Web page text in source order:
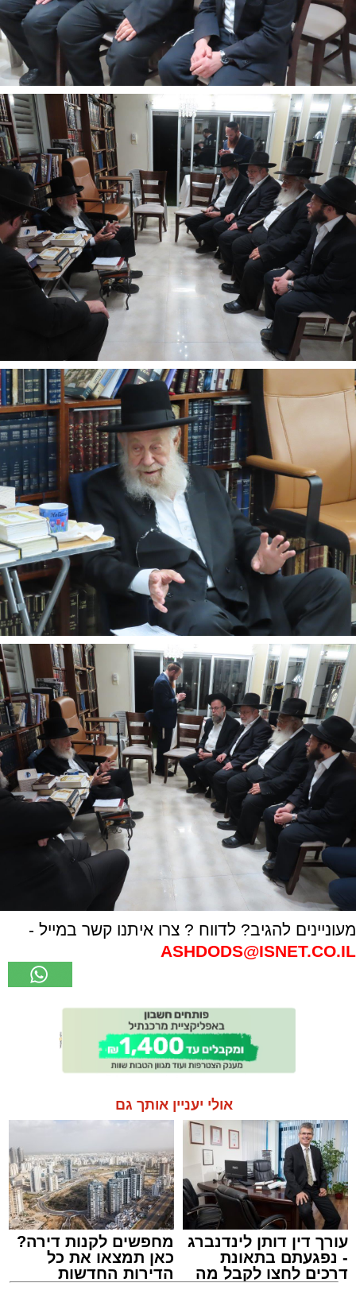
מעוניינים להגיב? לדווח ? צרו איתנו קשר במייל -
ASHDODS@ISNET.CO.IL
אולי יעניין אותך גם
עורך דין דותן לינדנברג
- נפגעתם בתאונת
דרכים לחצו לקבל מה
מחפשים לקנות דירה?
כאן תמצאו את כל
הדירות החדשות